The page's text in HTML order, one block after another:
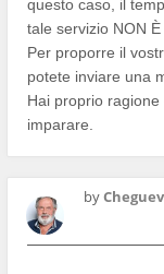
questo caso, il
tale servizio NON
Per proporre il
potete inviare una
Hai proprio ragione
imparare.
by